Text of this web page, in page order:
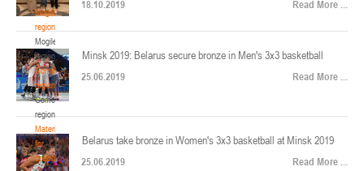
Mogilev
region
Mogilev
region
Gomel
region
Gomel
region
Materials
for
coaches
ул. Б.Хмельницкого, 118а
Минск
Финал 4-х – девушки 2010-2011 гг.р., Дивизион 2, 14-16 апреля 2026 г., г.
Минск, ул. Стадионная, 3
18.10.2019 Read More ...
Minsk 2019: Belarus secure bronze in Men's 3x3 basketball
25.06.2019 Read More ...
Belarus take bronze in Women's 3x3 basketball at Minsk 2019
25.06.2019 Read More ...